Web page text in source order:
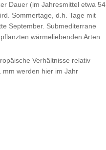
Dauer (im Jahresmittel etwa 54
Sommertage, d.h. Tage mit
September. Submediterrane
wärmeliebenden Arten
Verhältnisse relativ
mm werden hier im Jahr